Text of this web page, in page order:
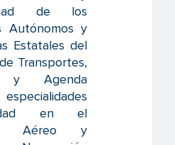
de los
Autónomos y
Estatales del
Transportes,
y Agenda
en el
Aéreo y